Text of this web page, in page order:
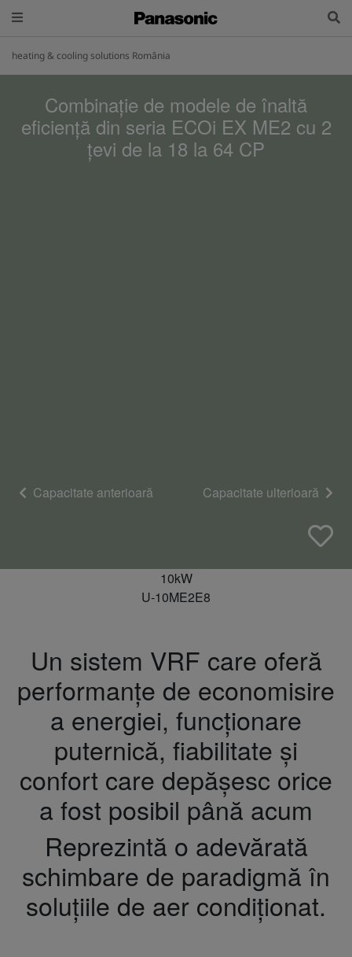
heating & cooling solutions România
Combinație de modele de înaltă
eficiență din seria ECOi EX ME2 cu 2
țevi de la 18 la 64 CP
Capacitate anterioară Capacitate ulterioară
10kW
U-10ME2E8
Un sistem VRF care oferă
performanțe de economisire
a energiei, funcționare
puternică, fiabilitate și
confort care depășesc orice
a fost posibil până acum
Reprezintă o adevărată
schimbare de paradigmă în
soluțiile de aer condiționat.